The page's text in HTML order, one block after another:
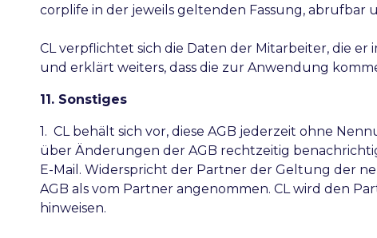
corplife in der jeweils geltenden Fassung, abrufbar
CL verpflichtet sich die Daten der Mitarbeiter, die
und erklärt weiters, dass die zur Anwendung
11. Sonstiges
1. CL behält sich vor, diese AGB jederzeit ohne
über Änderungen der AGB rechtzeitig
E-Mail. Widerspricht der Partner der Geltung der
AGB als vom Partner angenommen. CL wird den
hinweisen.